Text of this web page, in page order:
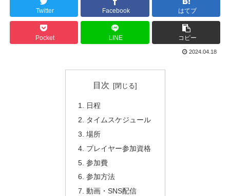
Twitter Facebook はてブ
Pocket LINE コピー
2024.04.18
目次
日程
タイムスケジュール
場所
プレイヤー参加資格
参加費
参加方法
動画・SNS配信